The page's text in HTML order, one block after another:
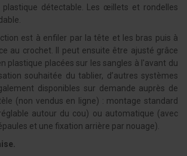
plastique détectable. Les œillets et rondelles
est à enfiler par la tête et les bras puis à
au crochet. Il peut ensuite être ajusté grâce
plastique placées sur les sangles à l'avant du
souhaitée du tablier, d’autres systèmes
disponibles sur demande auprès de
(non vendus en ligne) : montage standard
autour du cou) ou automatique (avec
et une fixation arrière par nouage).